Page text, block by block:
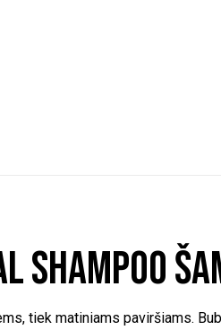
tiek matiniams paviršiams.